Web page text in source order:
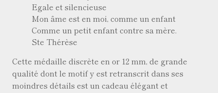
Egale et silencieuse
Mon âme est en moi, comme un enfant
Comme un petit enfant contre sa mère.
Ste Thérèse
Cette médaille discrète en or 12 mm, de grande
qualité dont le motif y est retranscrit dans ses
moindres détails est un cadeau élégant et